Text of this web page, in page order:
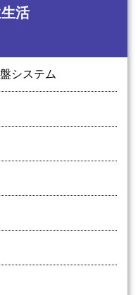
活
システム